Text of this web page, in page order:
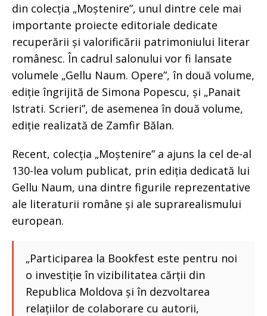
din colecția „Moștenire”, unul dintre cele mai
importante proiecte editoriale dedicate
recuperării și valorificării patrimoniului literar
românesc. În cadrul salonului vor fi lansate
volumele „Gellu Naum. Opere”, în două volume,
ediție îngrijită de Simona Popescu, și „Panait
Istrati. Scrieri”, de asemenea în două volume,
ediție realizată de Zamfir Bălan.
Recent, colecția „Moștenire” a ajuns la cel de-al
130-lea volum publicat, prin ediția dedicată lui
Gellu Naum, una dintre figurile reprezentative
ale literaturii române și ale suprarealismului
european.
„Participarea la Bookfest este pentru noi
o investiție în vizibilitatea cărții din
Republica Moldova și în dezvoltarea
relațiilor de colaborare cu autorii,